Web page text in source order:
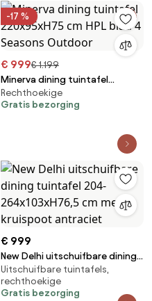
-17 %
€ 999€ 1.199
Minerva dining tuintafel
220x95xH75 cm HPL blad 4
Seasons Outdoor
Rechthoekige
Gratis bezorging
€ 999
New Delhi uitschuifbare dining
tuintafel 204-264x103xH76,5
cm met kruispoot antraciet
Uitschuifbare tuintafels,
rechthoekige
Gratis bezorging